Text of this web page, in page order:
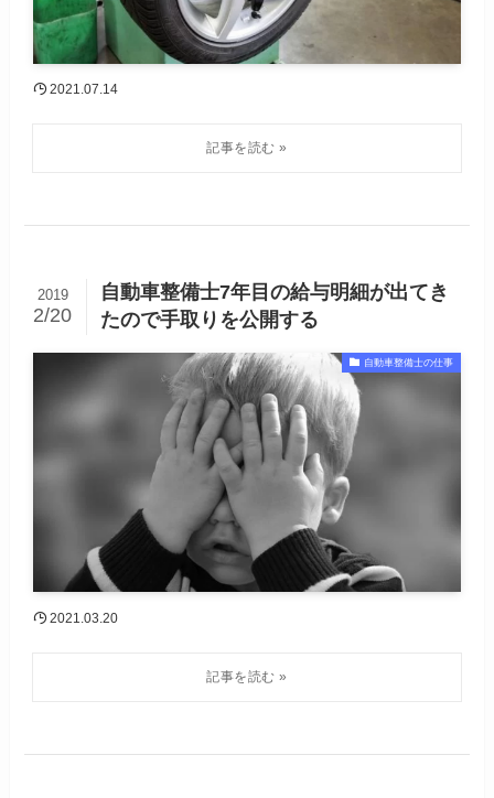
2021.07.14
自動車整備士7年目の給与明細が出てき
たので手取りを公開する
2019
2/20
自動車整備士の仕事
2021.03.20